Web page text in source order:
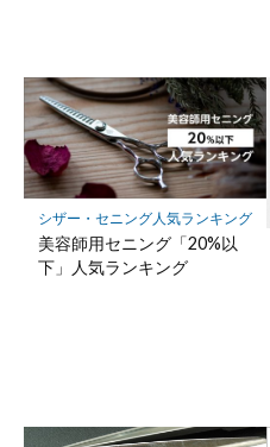
シザー・セニング人気ランキング
美容師用セニング「20%以
下」人気ランキング